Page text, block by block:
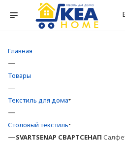
Главная
—
Товары
—
Текстиль для дома
—
Столовый текстиль
—SVARTSENAP СВАРТСЕНАП